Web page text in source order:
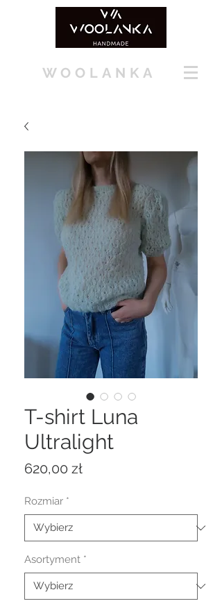
WOOLANKA
T-shirt Luna
Ultralight
620,00 złCena
Rozmiar *
Asortyment *